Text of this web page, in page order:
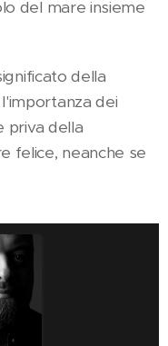
del mare insieme
della
dei
priva della
felice, neanche se